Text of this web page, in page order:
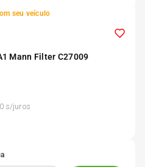
seu veículo
Mann Filter C27009
s/juros